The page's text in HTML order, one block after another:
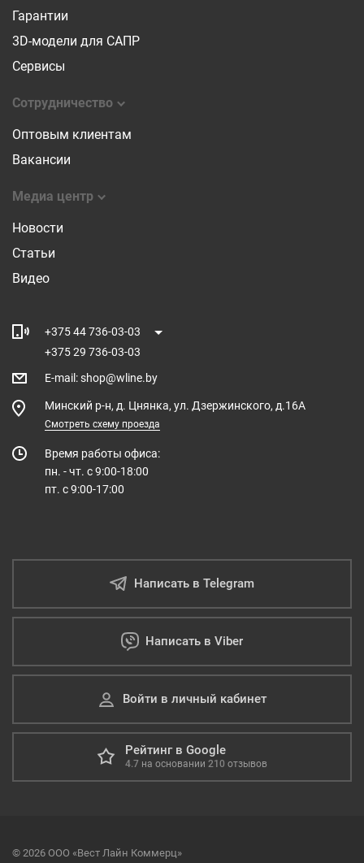
Гарантии
3D-модели для САПР
Сервисы
Сотрудничество
Оптовым клиентам
Вакансии
Медиа центр
Новости
Статьи
Видео
+375 44 736-03-03
+375 29 736-03-03
E-mail :shop@wline.by
Минский р-н, д. Цнянка, ул. Дзержинского, д.16А
Смотреть схему проезда
Время работы офиса:
пн. - чт. с 9:00-18:00
пт. с 9:00-17:00
Написать в Telegram
Написать в Viber
Войти в личный кабинет
Рейтинг в Google
4.7 на основании 210 отзывов
© 2026 ООО «Вест Лайн Коммерц»